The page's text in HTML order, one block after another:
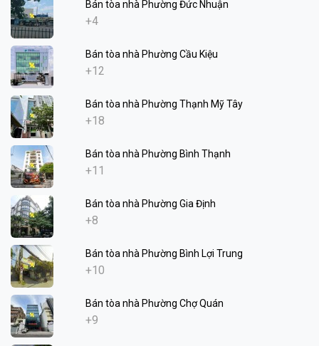
Bán tòa nhà Phường Đức Nhuận
+4
Bán tòa nhà Phường Cầu Kiệu
+12
Bán tòa nhà Phường Thạnh Mỹ Tây
+18
Bán tòa nhà Phường Bình Thạnh
+11
Bán tòa nhà Phường Gia Định
+8
Bán tòa nhà Phường Bình Lợi Trung
+10
Bán tòa nhà Phường Chợ Quán
+9